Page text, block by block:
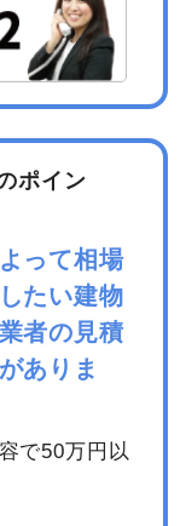
ポイン
って相場
たい建物
者の見積
ありま
で50万円以